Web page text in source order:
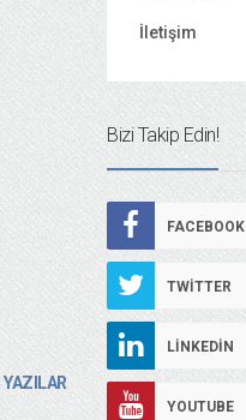
YAZILAR
İletişim
Bizi Takip Edin!
FACEBOOK
TWITTER
LINKEDIN
YOUTUBE